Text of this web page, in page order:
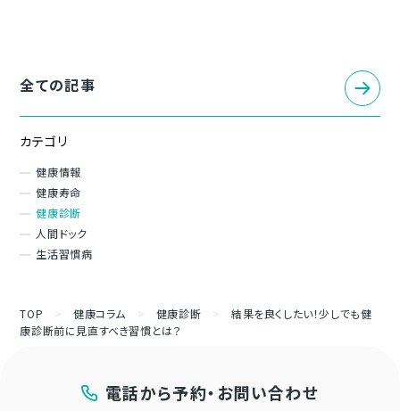
全ての記事
カテゴリ
健康情報
健康寿命
健康診断
人間ドック
生活習慣病
TOP >健康コラム > 健康診断 >結果を良くしたい！少しでも健
康診断前に見直すべき習慣とは？
電話から予約・お問い合わせ